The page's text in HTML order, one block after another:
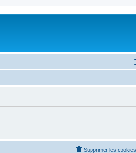
Supprimer les cookies